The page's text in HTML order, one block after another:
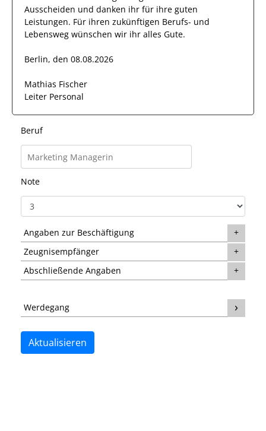
Ausscheiden und danken ihr für ihre guten
Leistungen. Für ihren zukünftigen Berufs- und
Lebensweg wünschen wir ihr alles Gute.
Berlin, den 08.08.2026
Mathias Fischer
Leiter Personal
Beruf
Note
Angaben zur Beschäftigung
Zeugnisempfänger
Abschließende Angaben
Werdegang
Aktualisieren